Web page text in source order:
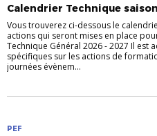
Calendrier Technique
Vous trouverez ci-dessous le
actions qui seront mises en place
Technique Général 2026 - 2027 Il est
spécifiques sur les actions de
journées évènem...
PEF